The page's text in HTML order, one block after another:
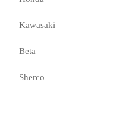
Kawasaki
Beta
Sherco